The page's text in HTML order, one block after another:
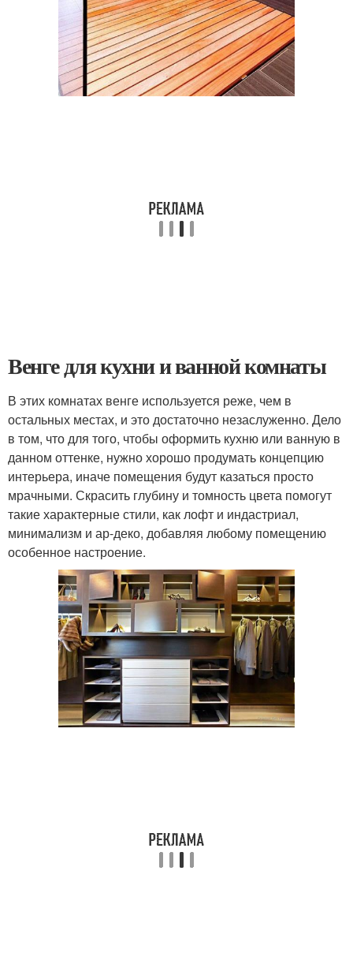
Венге для кухни и ванной комнаты
В этих комнатах венге используется реже, чем в
остальных местах, и это достаточно незаслуженно. Дело
в том, что для того, чтобы оформить кухню или ванную в
данном оттенке, нужно хорошо продумать концепцию
интерьера, иначе помещения будут казаться просто
мрачными. Скрасить глубину и томность цвета помогут
такие характерные стили, как лофт и индастриал,
минимализм и ар-деко, добавляя любому помещению
особенное настроение.